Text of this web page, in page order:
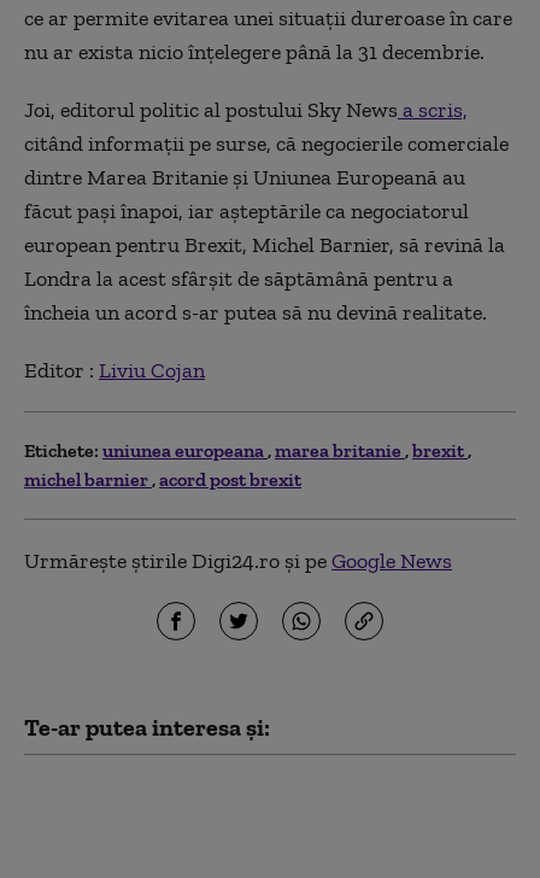
ce ar permite evitarea unei situaţii dureroase în care
nu ar exista nicio înţelegere până la 31 decembrie.
Joi, editorul politic al postului Sky News a scris,
citând informații pe surse, că negocierile comerciale
dintre Marea Britanie şi Uniunea Europeană au
făcut pași înapoi, iar aşteptările ca negociatorul
european pentru Brexit, Michel Barnier, să revină la
Londra la acest sfârşit de săptămână pentru a
încheia un acord s-ar putea să nu devină realitate.
Editor : Liviu Cojan
Etichete: uniunea europeana marea britanie brexit
michel barnier acord post brexit
Urmărește știrile Digi24.ro și peGoogle News
Te-ar putea interesa și: